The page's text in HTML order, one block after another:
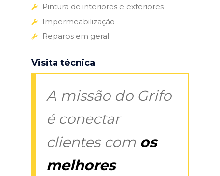
Pintura de interiores e exteriores
Impermeabilização
Reparos em geral
Visita técnica
A missão do Grifo
é conectar
clientes com os
melhores